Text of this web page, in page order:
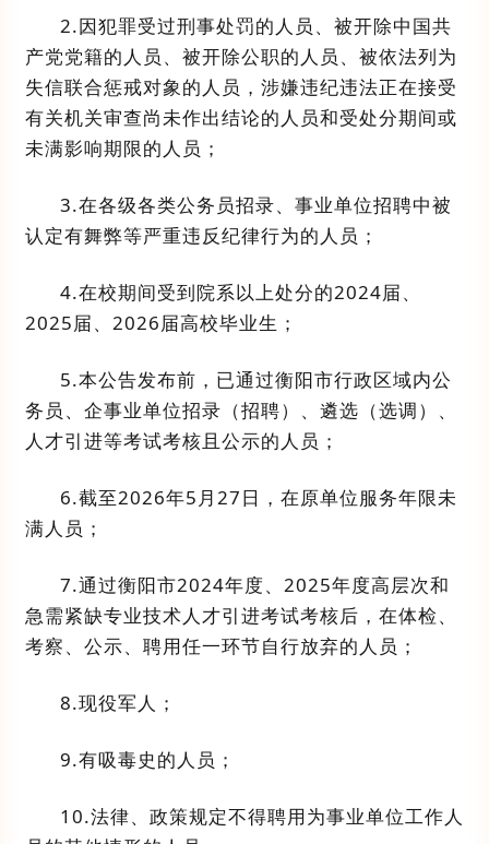
2.因犯罪受过刑事处罚的人员、被开除中国共
产党党籍的人员、被开除公职的人员、被依法列为
失信联合惩戒对象的人员，涉嫌违纪违法正在接受
有关机关审查尚未作出结论的人员和受处分期间或
未满影响期限的人员 ；
3.在各级各类公务员招录、事业单位招聘中被
认定有舞弊等严重违反纪律行为的人员 ；
4.在校期间受到院系以上处分的2024届、
2025届、 2026届高校毕业生 ；
5.本公告发布前 ， 已通过衡阳市行政区域内公
务员 、企事业单位招录（招聘）、 遴选 （选调） 、
人才引进等考试考核且公示的人员；
6.截至2026年5 月27日 ， 在原单位服务年限未
满人员；
7.通过衡阳市2024年度、 2025年度高层次和
急需紧缺专业技术人才引进考试考核后，在体检、
考察、 公示、 聘用任一环节自行放弃的 人员 ；
8.现役军人 ；
9.有吸毒史的人员 ；
1 0.法律、政策规定不得聘用为事业单位工作人